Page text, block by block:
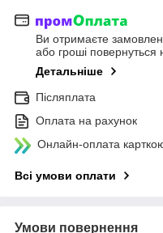
Ви отримаєте
або гроші повернуться
Детальніше
Післяплата
Оплата на рахунок
Онлайн-оплата
Всі умови оплати
Умови повернення